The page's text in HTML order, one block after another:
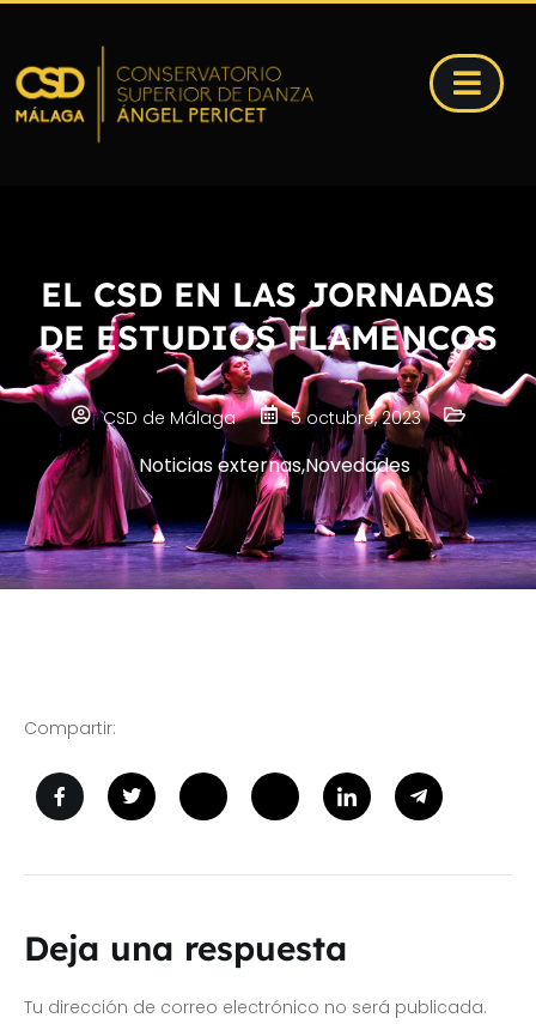
EL CSD EN LAS JORNADAS
DE ESTUDIOS FLAMENCOS
CSD de Málaga 5 octubre, 2023
Noticias externas,Novedades
Compartir:
Deja una respuesta
Tu dirección de correo electrónico no será publicada.